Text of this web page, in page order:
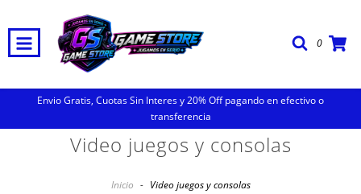
0
Envio Gratis, Cuotas Sin Interes y 20% Off pagando en efectivo o
transferencia
Video juegos y consolas
Inicio - Video juegos y consolas